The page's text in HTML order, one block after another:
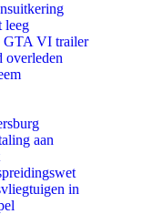
leeg
GTA VI trailer
overleden
aan
in